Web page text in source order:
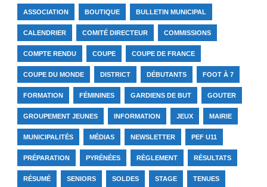
ASSOCIATION BOUTIQUE BULLETIN MUNICIPAL
CALENDRIER COMITÉ DIRECTEUR COMMISSIONS
COMPTE RENDU COUPE COUPE DE FRANCE
COUPE DU MONDE DISTRICT DÉBUTANTS FOOT À 7
FORMATION FÉMININES GARDIENS DE BUT GOUTER
GROUPEMENT JEUNES INFORMATION JEUX MAIRIE
MUNICIPALITÉS MÉDIAS NEWSLETTER PEF U11
PRÉPARATION PYRÉNÉES RÈGLEMENT RÉSULTATS
RÉSUMÉ SENIORS SOLDES STAGE TENUES